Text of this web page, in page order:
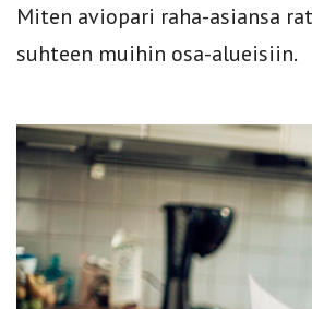
Miten aviopari raha-asiansa
suhteen muihin osa-alueisiin.